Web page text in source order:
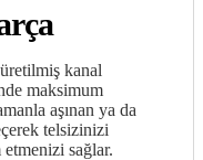
kanal
maksimum
aşınan ya da
telsizinizi
sağlar.